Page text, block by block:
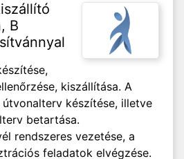
B
kiszállítása. A
készítése, illetve
betartása.
rendszeres vezetése, a
feladatok elvégzése.